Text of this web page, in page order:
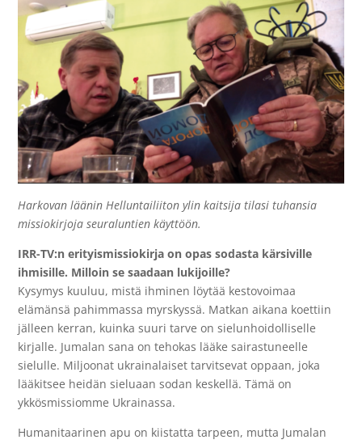
Harkovan läänin Helluntailiiton ylin kaitsija tilasi tuhansia
missiokirjoja seuraluntien käyttöön.
IRR-TV:n erityismissiokirja on opas sodasta kärsiville
ihmisille. Milloin se saadaan lukijoille?
Kysymys kuuluu, mistä ihminen löytää kestovoimaa
elämänsä pahimmassa myrskyssä. Matkan aikana koettiin
jälleen kerran, kuinka suuri tarve on sielunhoidolliselle
kirjalle. Jumalan sana on tehokas lääke sairastuneelle
sielulle. Miljoonat ukrainalaiset tarvitsevat oppaan, joka
lääkitsee heidän sieluaan sodan keskellä. Tämä on
ykkösmissiomme Ukrainassa.
Humanitaarinen apu on kiistatta tarpeen, mutta Jumalan